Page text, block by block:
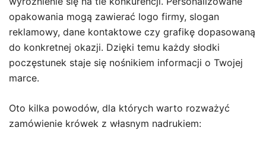
opakowania mogą zawierać logo firmy, slogan
reklamowy, dane kontaktowe czy grafikę dopasowaną
do konkretnej okazji. Dzięki temu każdy słodki
poczęstunek staje się nośnikiem informacji o Twojej
marce.
Oto kilka powodów, dla których warto rozważyć
zamówienie krówek z własnym nadrukiem: